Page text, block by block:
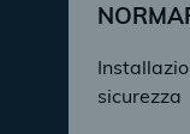
sicurezza